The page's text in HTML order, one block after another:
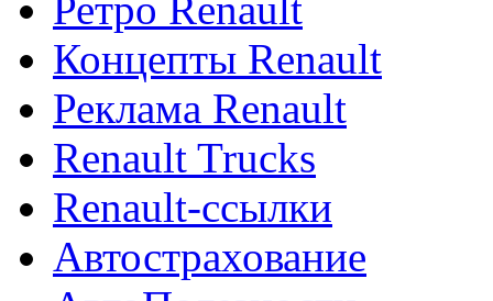
Ретро Renault
Концепты Renault
Реклама Renault
Renault Trucks
Renault-ссылки
Автострахование